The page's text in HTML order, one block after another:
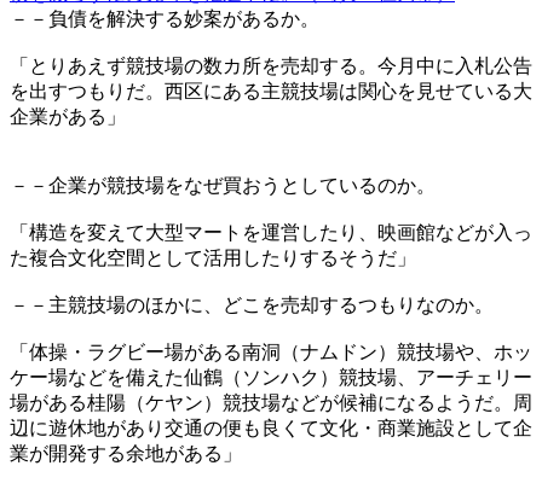
－－負債を解決する妙案があるか。
「とりあえず競技場の数カ所を売却する。今月中に入札公告
を出すつもりだ。西区にある主競技場は関心を見せている大
企業がある」
－－企業が競技場をなぜ買おうとしているのか。
「構造を変えて大型マートを運営したり、映画館などが入っ
た複合文化空間として活用したりするそうだ」
－－主競技場のほかに、どこを売却するつもりなのか。
「体操・ラグビー場がある南洞（ナムドン）競技場や、ホッ
ケー場などを備えた仙鶴（ソンハク）競技場、アーチェリー
場がある桂陽（ケヤン）競技場などが候補になるようだ。周
辺に遊休地があり交通の便も良くて文化・商業施設として企
業が開発する余地がある」